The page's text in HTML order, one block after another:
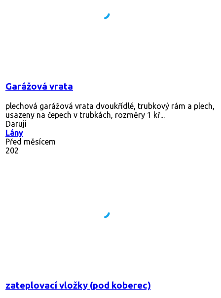
Garážová vrata
plechová garážová vrata dvoukřídlé, trubkový rám a plech,
usazeny na čepech v trubkách, rozměry 1 kř...
Daruji
Lány
Před měsícem
202
zateplovací vložky (pod koberec)